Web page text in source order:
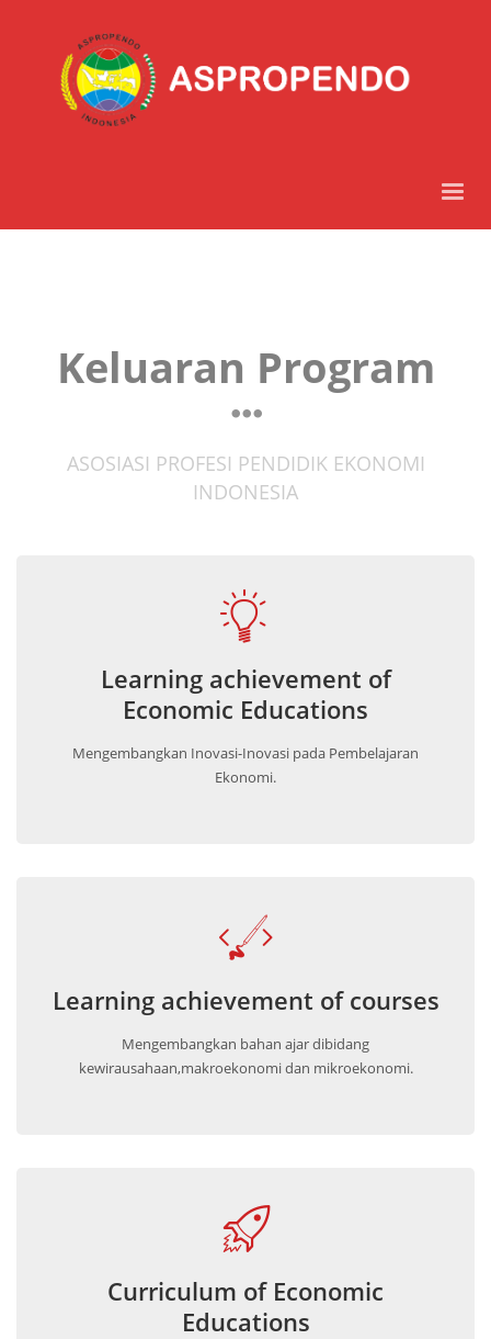
Keluaran Program
ASOSIASI PROFESI PENDIDIK EKONOMI
INDONESIA
Learning achievement of
Economic Educations
Mengembangkan Inovasi-Inovasi pada Pembelajaran
Ekonomi.
Learning achievement of courses
Mengembangkan bahan ajar dibidang
kewirausahaan,makroekonomi dan mikroekonomi.
Curriculum of Economic
Educations